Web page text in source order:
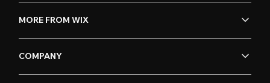
MORE FROM WIX
COMPANY